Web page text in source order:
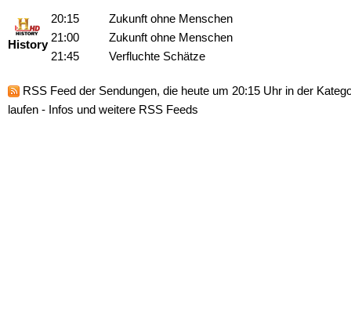
History
20:15
Zukunft ohne Menschen
21:00
Zukunft ohne Menschen
21:45
Verfluchte Schätze
RSS Feed der Sendungen, die heute um 20:15 Uhr in der
laufen - Infos und weitere RSS Feeds